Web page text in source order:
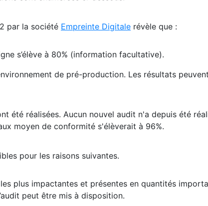
par la société Empreinte Digitale révèle que :
s’élève à 80% (information facultative).
de pré-production. Les résultats
été réalisées. Aucun nouvel audit n'a depuis été
moyen de conformité s'élèverait à 96%.
pour les raisons suivantes.
plus impactantes et présentes en quantités
peut être mis à disposition.